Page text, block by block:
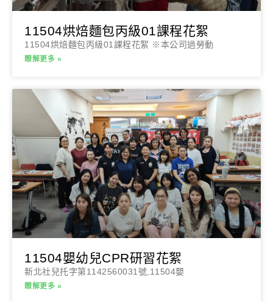
11504烘焙麵包丙級01課程花絮
11504烘焙麵包丙級01課程花絮 ※本公司過勞動
瞭解更多 »
11504嬰幼兒CPR研習花絮
新北社兒托字第1142560031號,11504嬰
瞭解更多 »